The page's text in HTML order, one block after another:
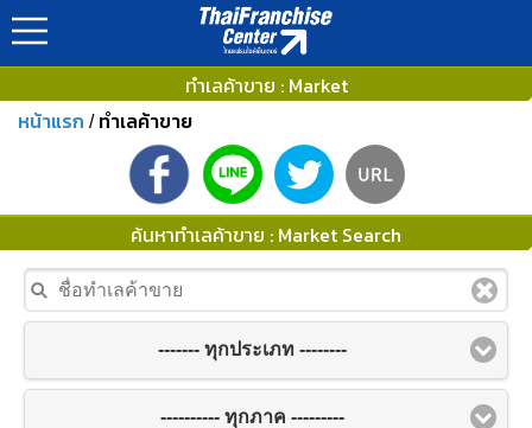
ทำเลค้าขาย : Market
หน้าแรก / ทำเลค้าขาย
ค้นหาทำเลค้าขาย : Market Search
------- ทุกประเภท --------
---------- ทุกภาค ---------